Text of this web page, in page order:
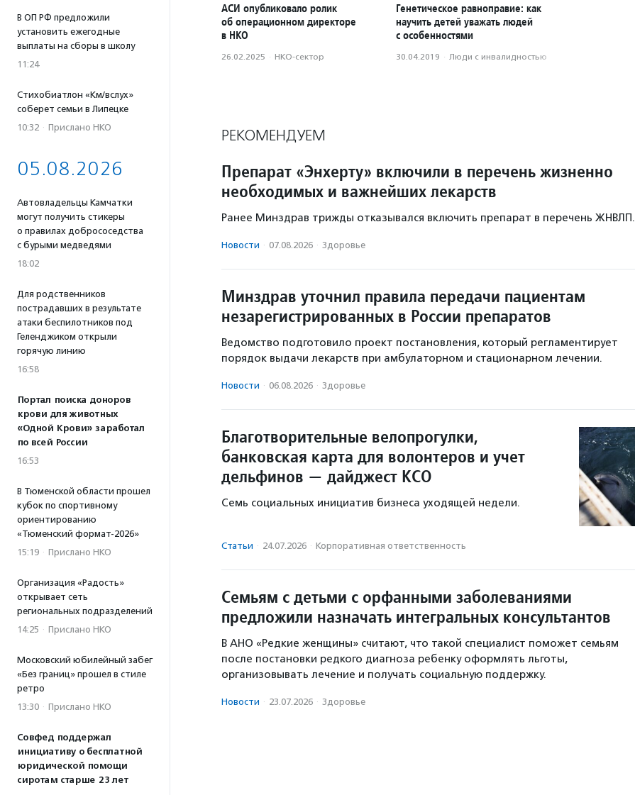
В ОП РФ предложили
установить ежегодные
выплаты на сборы в школу
11:24
Стихобиатлон «Км/вслух»
соберет семьи в Липецке
10:32 · Прислано НКО
05.08.2026
Автовладельцы Камчатки
могут получить стикеры
о правилах добрососедства
с бурыми медведями
18:02
Для родственников
пострадавших в результате
атаки беспилотников под
Геленджиком открыли
горячую линию
16:58
Портал поиска доноров
крови для животных
«Одной Крови» заработал
по всей России
16:53
В Тюменской области прошел
кубок по спортивному
ориентированию
«Тюменский формат-2026»
15:19 · Прислано НКО
Организация «Радость»
открывает сеть
региональных подразделений
14:25 · Прислано НКО
Московский юбилейный забег
«Без границ» прошел в стиле
ретро
13:30 · Прислано НКО
Совфед поддержал
инициативу о бесплатной
юридической помощи
сиротам старше 23 лет
АСИ опубликовало ролик
об операционном директоре
в НКО
26.02.2025 · НКО-сектор
Генетическое равноправие: как
научить детей уважать людей
с особенностями
30.04.2019 · Люди с инвалидностью
РЕКОМЕНДУЕМ
Препарат «Энхерту» включили в перечень жизненно
необходимых и важнейших лекарств
Ранее Минздрав трижды отказывался включить препарат в перечень ЖНВЛП.
Новости · 07.08.2026 · Здоровье
Минздрав уточнил правила передачи пациентам
незарегистрированных в России препаратов
Ведомство подготовило проект постановления, который регламентирует
порядок выдачи лекарств при амбулаторном и стационарном лечении.
Новости · 06.08.2026 · Здоровье
Благотворительные велопрогулки,
банковская карта для волонтеров и учет
дельфинов — дайджест КСО
Семь социальных инициатив бизнеса уходящей недели.
Статьи · 24.07.2026 · Корпоративная ответственность
Семьям с детьми с орфанными заболеваниями
предложили назначать интегральных консультантов
В АНО «Редкие женщины» считают, что такой специалист поможет семьям
после постановки редкого диагноза ребенку оформлять льготы,
организовывать лечение и получать социальную поддержку.
Новости · 23.07.2026 · Здоровье